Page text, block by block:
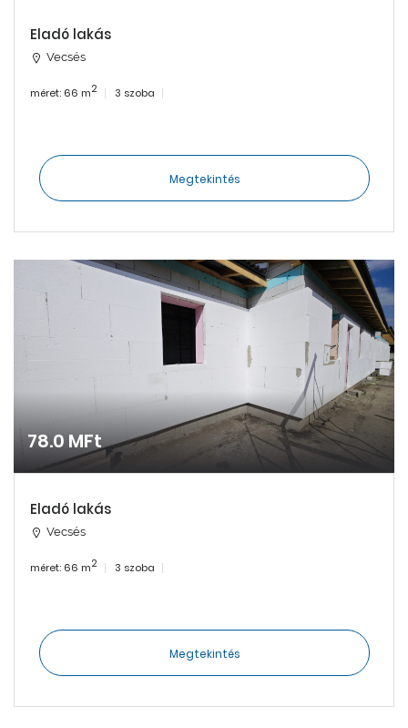
Eladó lakás
Vecsés
méret: 66 m2 3 szoba
Megtekintés
78.0 MFt
Eladó lakás
Vecsés
méret: 66 m2 3 szoba
Megtekintés